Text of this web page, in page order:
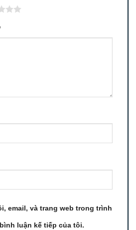
email, và trang web trong trình
luận kế tiếp của tôi.